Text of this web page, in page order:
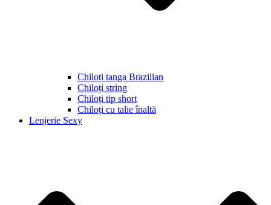
Chiloți tanga Brazilian
Chiloți string
Chiloți tip short
Chiloți cu talie înaltă
Lenjerie Sexy